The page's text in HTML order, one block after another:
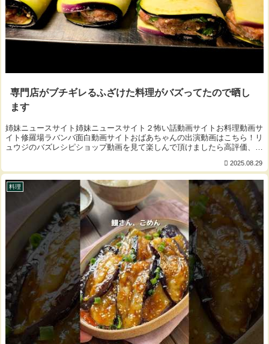
専門店がブチギレるふざけた料理がバズってたので晒し
ます
姉妹ニュースサイト姉妹ニュースサイト２怖い話動画サイトお料理動画サ
イト修羅場ラバンバ面白動画サイトおばあちゃんの出演動画はこちら！リ
ュウジのバズレシピショップ動画を見て楽しんで頂けましたら高評価、コ
2025.08.29
料理